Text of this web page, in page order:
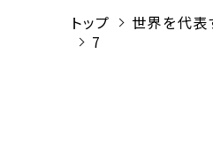
トップ
世界を代表
7